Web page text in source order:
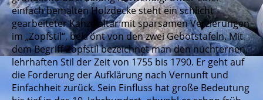
einfach bemalten Holzdecke steht ein schlicht
gearbeiteter Kanzelaltar mit sparsamen Verzierungen
im „Zopfstil“, bekrönt von den zwei Gebotstafeln. Mit
dem Begriff Zopfstil bezeichnet man den nüchternen,
lehrhaften Stil der Zeit von 1755 bis 1790. Er geht auf
die Forderung der Aufklärung nach Vernunft und
Einfachheit zurück. Sein Einfluss hat große Bedeutung